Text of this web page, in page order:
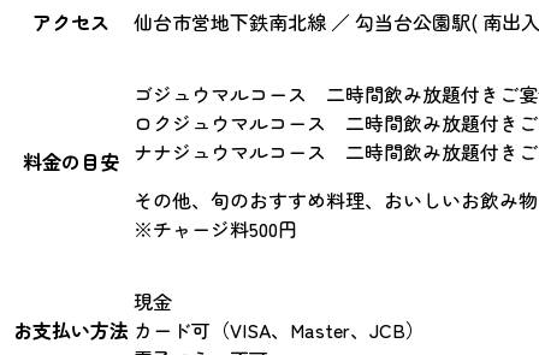
アクセス 仙台市営地下鉄南北線 ／ 勾当台公園駅( 南出
料金の目安
ゴジュウマルコース 二時間飲み放題付きご
ロクジュウマルコース 二時間飲み放題付き
ナナジュウマルコース 二時間飲み放題付き
その他、旬のおすすめ料理、おいしいお飲み
※チャージ料500円
お支払い方法
現金
カード可（VISA、Master、JCB）